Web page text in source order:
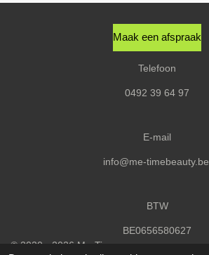
Maak een afspraak
Telefoon
0492 39 64 97
E-mail
info@me-timebeauty.be
BTW
BE0656580627
© 2020 - 2026 Me-Time